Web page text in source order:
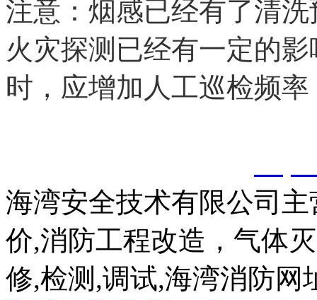
注意：烟感已经有了清
火灾探测已经有一定的
时，应增加人工巡检频
海湾安全技术有限公司
价,消防工程改造，气体
修,检测,调试,海湾消防网